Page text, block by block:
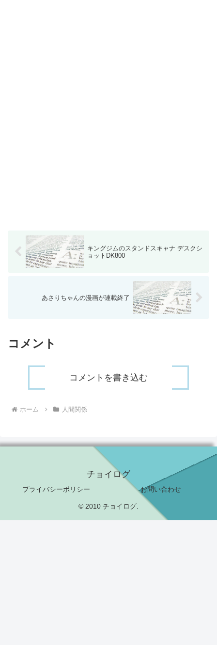
キングジムのスタンドスキャナ デスクシ
ョットDK800
あさりちゃんの漫画が連載終了
コメント
コメントを書き込む
ホーム 人間関係
チョイログ
プライバシーポリシー お問い合わせ
© 2010 チョイログ.